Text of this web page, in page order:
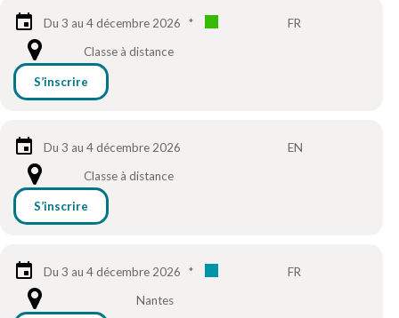
Du 3 au 4 décembre 2026 *
FR
Classe à distance
S’inscrire
Du 3 au 4 décembre 2026
EN
Classe à distance
S’inscrire
Du 3 au 4 décembre 2026 *
FR
Nantes